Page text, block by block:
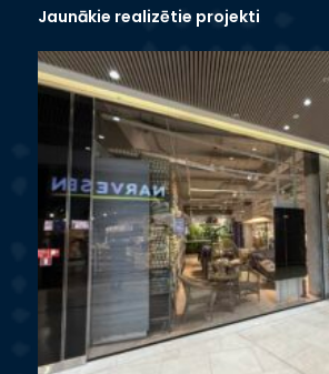
Jaunākie realizētie projekti